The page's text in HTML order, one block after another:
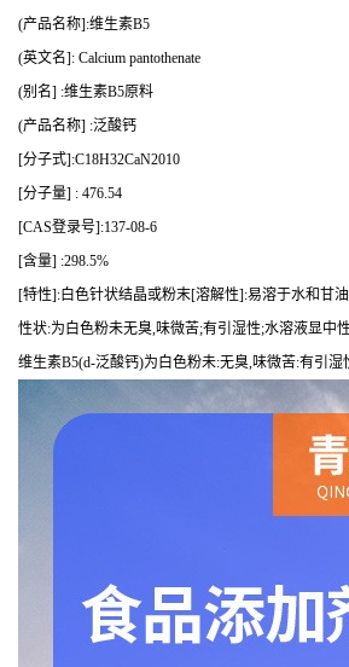
(产品名称]:维生素B5
(英文名]: Calcium pantothenate
(别名] :维生素B5原料
(产品名称] :泛酸钙
[分子式]:C18H32CaN2010
[分子量] : 476.54
[CAS登录号]:137-08-6
[含量] :298.5%
[特性]:白色针状结晶或粉末[溶解性]:易溶于水和甘
性状:为白色粉未无臭,味微苦;有引湿性;水溶液显中
维生素B5(d-泛酸钙)为白色粉未:无臭,味微苦:有引